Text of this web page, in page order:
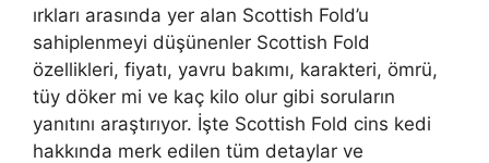
ırkları arasında yer alan Scottish Fold’u
sahiplenmeyi düşünenler Scottish Fold
özellikleri, fiyatı, yavru bakımı, karakteri, ömrü,
tüy döker mi ve kaç kilo olur gibi soruların
yanıtını araştırıyor. İşte Scottish Fold cins kedi
hakkında merk edilen tüm detaylar ve